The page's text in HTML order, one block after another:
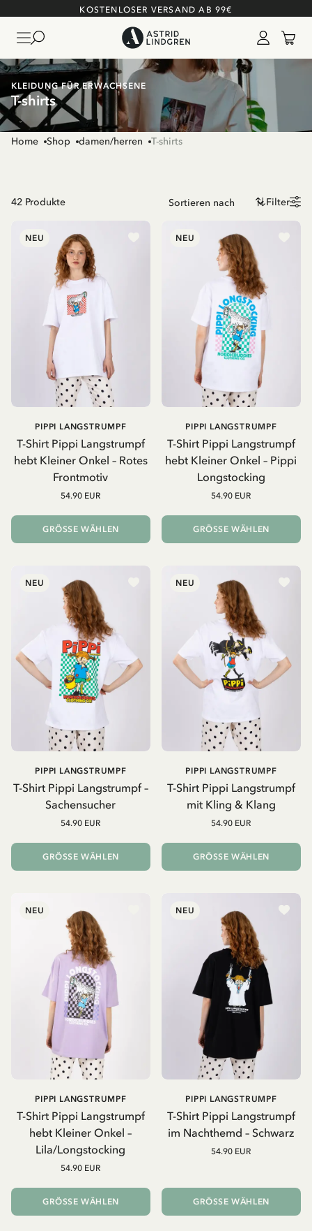
KOSTENLOSER VERSAND AB 99€
KLEIDUNG FÜR ERWACHSENE
T-shirts
Home Shop damen/herren T-shirts
42 Produkte Filter
NEU
T-Shirt Pippi Langstrumpf
hebt Kleiner Onkel – Rotes
Frontmotiv
PIPPI LANGSTRUMPF
54.90 EUR
GRÖSSE WÄHLEN
NEU
T-Shirt Pippi Langstrumpf
hebt Kleiner Onkel – Pippi
Longstocking
PIPPI LANGSTRUMPF
54.90 EUR
GRÖSSE WÄHLEN
NEU
T-Shirt Pippi Langstrumpf –
Sachensucher
PIPPI LANGSTRUMPF
54.90 EUR
GRÖSSE WÄHLEN
NEU
T-Shirt Pippi Langstrumpf
mit Kling & Klang
PIPPI LANGSTRUMPF
54.90 EUR
GRÖSSE WÄHLEN
NEU
T-Shirt Pippi Langstrumpf
hebt Kleiner Onkel –
Lila/Longstocking
PIPPI LANGSTRUMPF
54.90 EUR
GRÖSSE WÄHLEN
NEU
T-Shirt Pippi Langstrumpf
im Nachthemd – Schwarz
PIPPI LANGSTRUMPF
54.90 EUR
GRÖSSE WÄHLEN